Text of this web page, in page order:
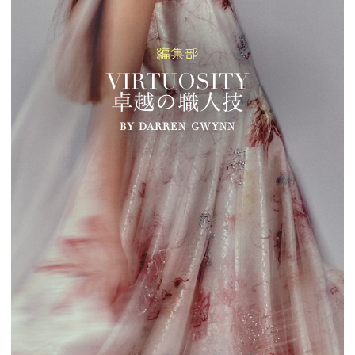
編集部
VIRTUOSITY
卓越の職人技
BY DARREN GWYNN